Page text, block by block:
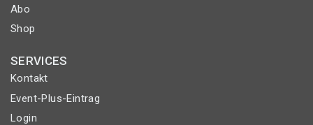
Abo
Shop
SERVICES
Kontakt
Event-Plus-Eintrag
Login